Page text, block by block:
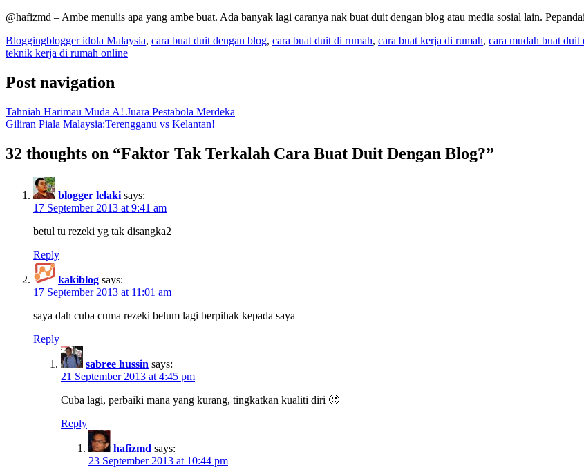
@hafizmd – Ambe menulis apa yang ambe buat. Ada banyak lagi caranya nak buat duit dengan blog atau media sosial lain.
Bloggingblogger idola Malaysia, cara buat duit dengan blog, cara buat duit di rumah, cara buat kerja di rumah, cara mudah buat duit
teknik kerja di rumah online
Post navigation
Tahniah Harimau Muda A! Juara Pestabola Merdeka
Giliran Piala Malaysia:Terengganu vs Kelantan!
32 thoughts on “Faktor Tak Terkalah Cara Buat Duit Dengan Blog?”
blogger lelaki says:
17 September 2013 at 9:41 am
betul tu rezeki yg tak disangka2
Reply
kakiblog says:
17 September 2013 at 11:01 am
saya dah cuba cuma rezeki belum lagi berpihak kepada saya
Reply
sabree hussin says:
21 September 2013 at 4:45 pm
Cuba lagi, perbaiki mana yang kurang, tingkatkan kualiti diri 🙂
Reply
hafizmd says:
23 September 2013 at 10:44 pm